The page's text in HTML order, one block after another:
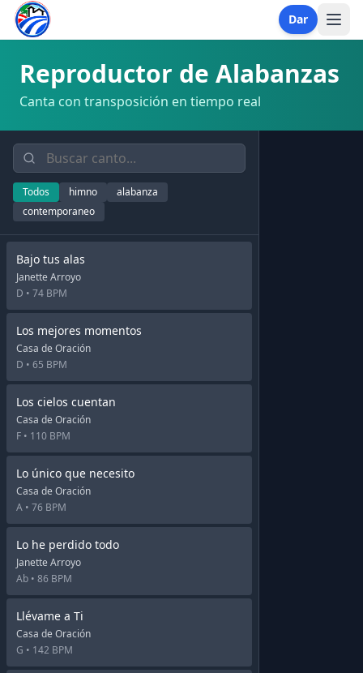
Dar
Reproductor de Alabanzas
Canta con transposición en tiempo real
Todos himno
alabanza
contemporaneo
Bajo tus alas
Janette Arroyo
D • 74 BPM
Los mejores momentos
Casa de Oración
D • 65 BPM
Los cielos cuentan
Casa de Oración
F • 110 BPM
Lo único que necesito
Casa de Oración
A • 76 BPM
Lo he perdido todo
Janette Arroyo
Ab • 86 BPM
Llévame a Ti
Casa de Oración
G • 142 BPM